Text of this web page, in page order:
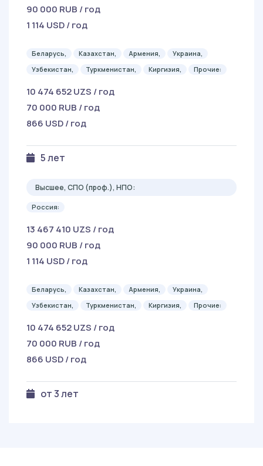
90 000 RUB / год
1 114 USD / год
Беларусь, Казахстан, Армения,
Украина,
Узбекистан,
Туркменистан, Киргизия, Прочие:
10 474 652 UZS / год
70 000 RUB / год
866 USD / год
5 лет
Высшее, СПО (проф.), НПО:
Россия:
13 467 410 UZS / год
90 000 RUB / год
1 114 USD / год
Беларусь, Казахстан, Армения,
Украина,
Узбекистан,
Туркменистан, Киргизия, Прочие:
10 474 652 UZS / год
70 000 RUB / год
866 USD / год
от 3 лет